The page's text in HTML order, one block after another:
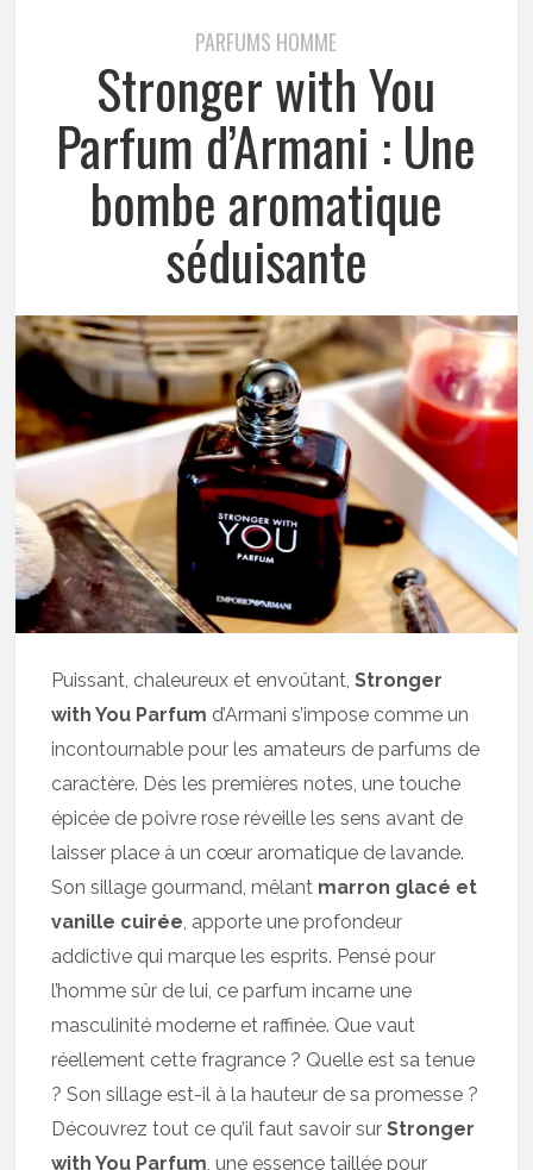
PARFUMS HOMME
Stronger with You
Parfum d’Armani : Une
bombe aromatique
séduisante
Puissant, chaleureux et envoûtant,Stronger
with You Parfum d’Armani s’impose comme un
incontournable pour les amateurs de parfums de
caractère. Dès les premières notes, une touche
épicée de poivre rose réveille les sens avant de
laisser place à un cœur aromatique de lavande.
Son sillage gourmand, mêlant marron glacé et
vanille cuirée, apporte une profondeur
addictive qui marque les esprits. Pensé pour
l’homme sûr de lui, ce parfum incarne une
masculinité moderne et raffinée. Que vaut
réellement cette fragrance ? Quelle est sa tenue
? Son sillage est-il à la hauteur de sa promesse ?
Découvrez tout ce qu’il faut savoir surStronger
with You Parfum, une essence taillée pour